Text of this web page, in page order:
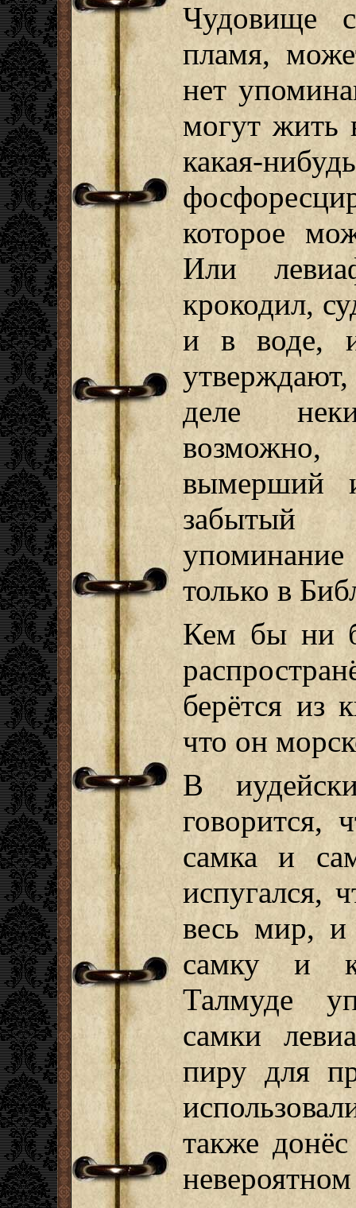
Чудовище
пламя,
нет
могут жить
какая-
которое
Или
крокодил,
и в воде,
деле
вымерший
забытый
только в
Кем бы ни
берётся из
что он
В
говорится,
самка и
испугался,
весь мир, и
самку и
Талмуде
самки
пиру для
также